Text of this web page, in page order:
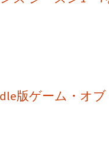
版ゲーム・オ